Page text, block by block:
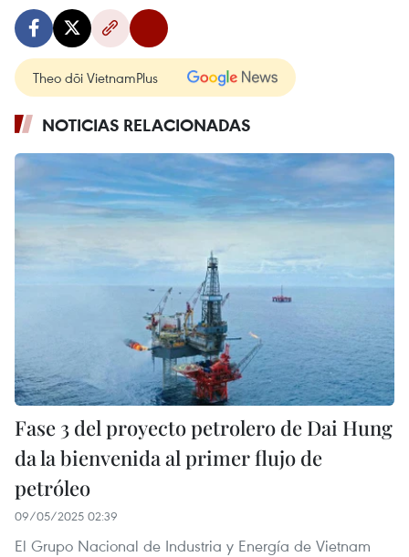
Theo dõi VietnamPlus
NOTICIAS RELACIONADAS
Fase 3 del proyecto petrolero de Dai Hung
da la bienvenida al primer flujo de
petróleo
09/05/2025 02:39
El Grupo Nacional de Industria y Energía de Vietnam